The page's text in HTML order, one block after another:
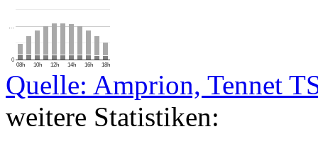
08h 10h 12h 14h 16h 18h
0
…
Quelle: Amprion, Tennet
weitere Statistiken: